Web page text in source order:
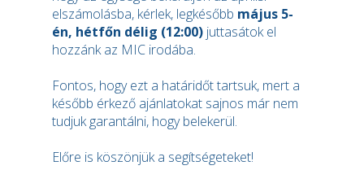
elszámolásba, kérlek, legkésőbb május 5-
én, hétfőn délig (12:00) juttasátok el
hozzánk az MIC irodába.
Fontos, hogy ezt a határidőt tartsuk, mert a
később érkező ajánlatokat sajnos már nem
tudjuk garantálni, hogy belekerül.
Előre is köszönjük a segítségeteket!